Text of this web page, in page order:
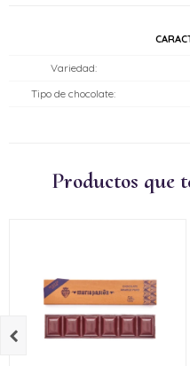
Variedad
Tipo de chocolate
Productos que
